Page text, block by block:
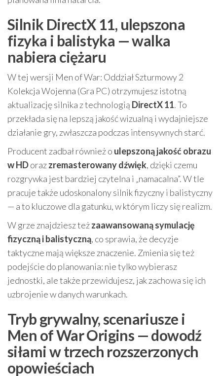
Silnik DirectX 11, ulepszona
fizyka i balistyka — walka
nabiera ciężaru
W tej wersji Men of War: Oddział Szturmowy 2
Kolekcja Wojenna (Gra PC) otrzymujesz istotną
aktualizację silnika z technologią DirectX 11. To
przekłada się na lepszą jakość wizualną i wydajniejsze
działanie gry, zwłaszcza podczas intensywnych starć.
Producent zadbał również o ulepszoną jakość obrazu
w HDorazzremasterowany dźwięk, dzięki czemu
rozgrywka jest bardziej czytelna i „namacalna”. W tle
pracuje także udoskonalony silnik fizyczny i balistyczny
— a to kluczowe dla gatunku, w którym liczy się realizm.
W grze znajdziesz teżzaawansowaną symulację
fizyczną i balistyczną, co sprawia, że decyzje
taktyczne mają większe znaczenie. Zmienia się też
podejście do planowania: nie tylko wybierasz
jednostki, ale także przewidujesz, jak zachowa się ich
uzbrojenie w danych warunkach.
Tryb grywalny, scenariusze i
Men of War Origins — dowodź
siłami w trzech rozszerzonych
opowieściach